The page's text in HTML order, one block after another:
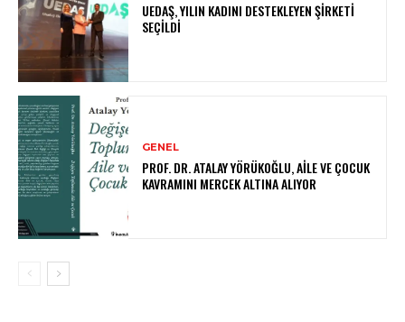
UEDAŞ, YILIN KADINI DESTEKLEYEN ŞIRKETI
SEÇILDI
GENEL
PROF. DR. ATALAY YÖRÜKOĞLU, AILE VE ÇOCUK
KAVRAMINI MERCEK ALTINA ALIYOR